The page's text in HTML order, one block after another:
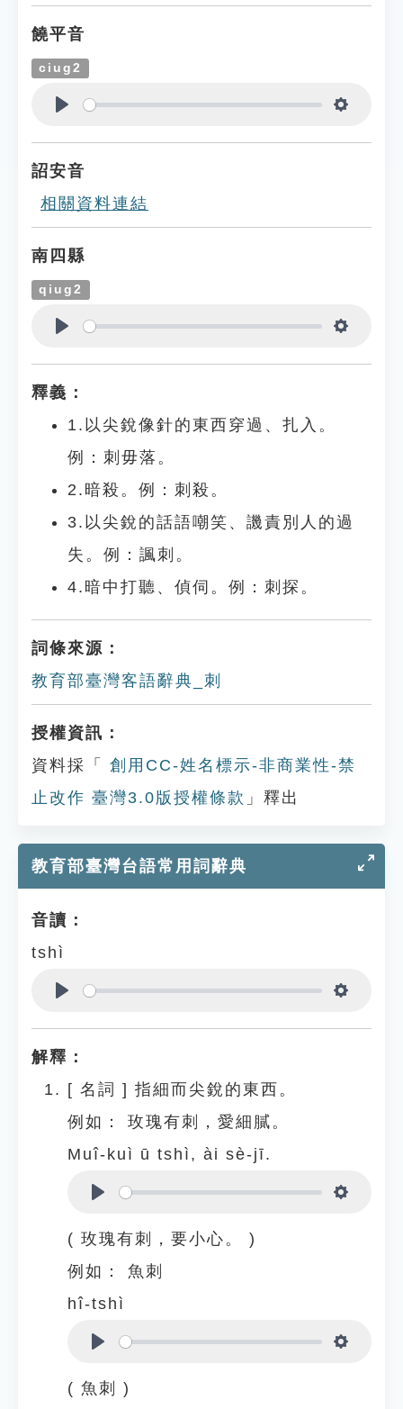
饒平音
ciug2
詔安音
相關資料連結
南四縣
qiug2
釋義：
1.以尖銳像針的東西穿過、扎入。
例：刺毋落。
2.暗殺。例：刺殺。
3.以尖銳的話語嘲笑、譏責別人的過
失。例：諷刺。
4.暗中打聽、偵伺。例：刺探。
詞條來源：
教育部臺灣客語辭典_刺
授權資訊：
資料採「
創用CC-姓名標示-非商業性-禁
止改作 臺灣3.0版授權條款 」釋出
教育部臺灣台語常用詞辭典
音讀：
tshì
解釋：
[ 名詞 ] 指細而尖銳的東西。
例如：
玫瑰有刺，愛細膩。
Muî-kuì ū tshì, ài sè-jī.
( 玫瑰有刺，要小心。 )
例如：
魚刺
hî-tshì
( 魚刺 )